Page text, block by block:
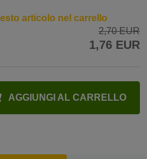
articolo nel carrello
2,70 EUR
1,76 EUR
AGGIUNGI AL CARRELLO